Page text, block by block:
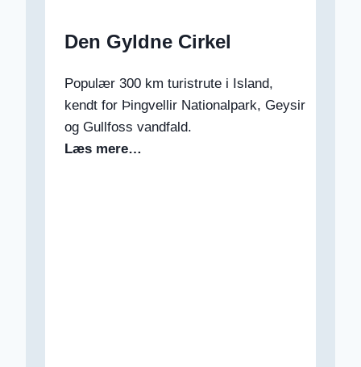
Den Gyldne Cirkel
Populær 300 km turistrute i Island,
kendt for Þingvellir Nationalpark, Geysir
og Gullfoss vandfald.
Læs mere…